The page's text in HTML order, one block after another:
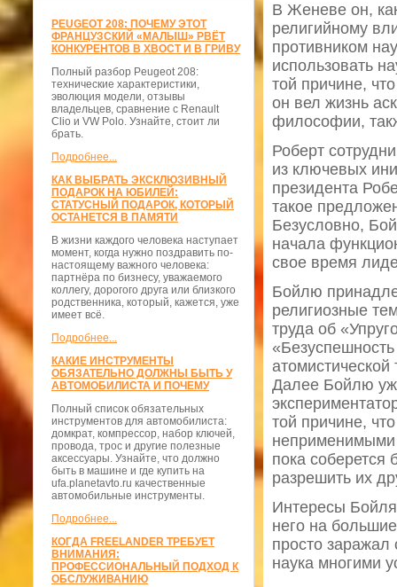
PEUGEOT 208: ПОЧЕМУ ЭТОТ
ФРАНЦУЗСКИЙ «МАЛЫШ» РВЁТ
КОНКУРЕНТОВ В ХВОСТ И В ГРИВУ
Полный разбор Peugeot 208:
технические характеристики,
эволюция модели, отзывы
владельцев, сравнение с Renault
Clio и VW Polo. Узнайте, стоит ли
брать.
Подробнее...
КАК ВЫБРАТЬ ЭКСКЛЮЗИВНЫЙ
ПОДАРОК НА ЮБИЛЕЙ:
СТАТУСНЫЙ ПОДАРОК, КОТОРЫЙ
ОСТАНЕТСЯ В ПАМЯТИ
В жизни каждого человека наступает
момент, когда нужно поздравить по-
настоящему важного человека:
партнёра по бизнесу, уважаемого
коллегу, дорогого друга или близкого
родственника, который, кажется, уже
имеет всё.
Подробнее...
КАКИЕ ИНСТРУМЕНТЫ
ОБЯЗАТЕЛЬНО ДОЛЖНЫ БЫТЬ У
АВТОМОБИЛИСТА И ПОЧЕМУ
Полный список обязательных
инструментов для автомобилиста:
домкрат, компрессор, набор ключей,
провода, трос и другие полезные
аксессуары. Узнайте, что должно
быть в машине и где купить на
ufa.planetavto.ru качественные
автомобильные инструменты.
Подробнее...
КОГДА FREELANDER ТРЕБУЕТ
ВНИМАНИЯ:
ПРОФЕССИОНАЛЬНЫЙ ПОДХОД К
ОБСЛУЖИВАНИЮ
В Женеве он,
религийному
противником
использовать
той причине,
он вел жизнь
философии,
Роберт
из ключевых
президента
такое
Безусловно,
начала
свое время
Бойлю
религиозные
труда об
атомистической
Далее Бойлю
той причине,
неприменимыми
пока соберется
разрешить их
Интересы
него на
просто
наука многими